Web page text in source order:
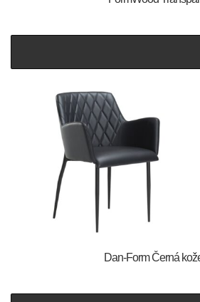
​​​​​Dan-Form Černá